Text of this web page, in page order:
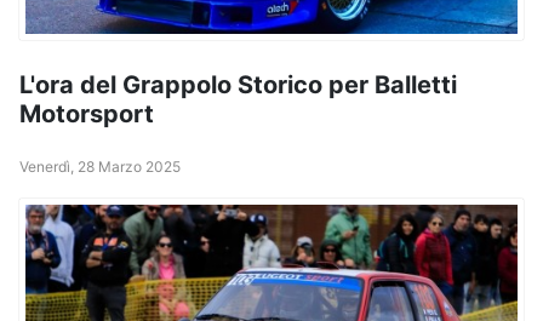
L'ora del Grappolo Storico per Balletti
Motorsport
Venerdì, 28 Marzo 2025